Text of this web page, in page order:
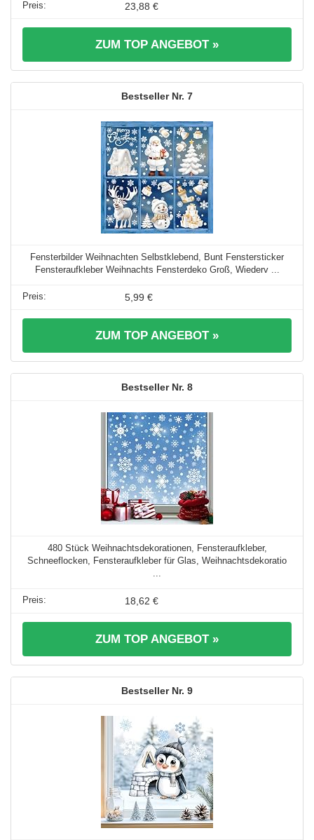
23,88 €
ZUM TOP ANGEBOT »
7
Fensterbilder Weihnachten Selbstklebend, Bunt Fenstersticker
Fensteraufkleber Weihnachts Fensterdeko Groß, Wiederv ...
5,99 €
ZUM TOP ANGEBOT »
8
480 Stück Weihnachtsdekorationen, Fensteraufkleber,
Schneeflocken, Fensteraufkleber für Glas, Weihnachtsdekoratio
18,62 €
ZUM TOP ANGEBOT »
9